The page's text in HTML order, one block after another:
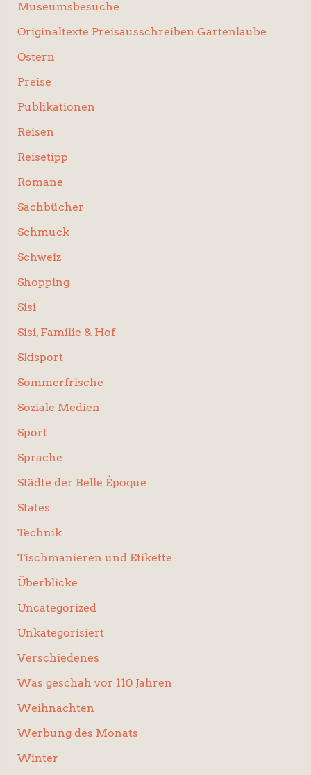
Museumsbesuche
Originaltexte Preisausschreiben Gartenlaube
Ostern
Preise
Publikationen
Reisen
Reisetipp
Romane
Sachbücher
Schmuck
Schweiz
Shopping
Sisi
Sisi, Familie & Hof
Skisport
Sommerfrische
Soziale Medien
Sport
Sprache
Städte der Belle Époque
States
Technik
Tischmanieren und Etikette
Überblicke
Uncategorized
Unkategorisiert
Verschiedenes
Was geschah vor 110 Jahren
Weihnachten
Werbung des Monats
Winter